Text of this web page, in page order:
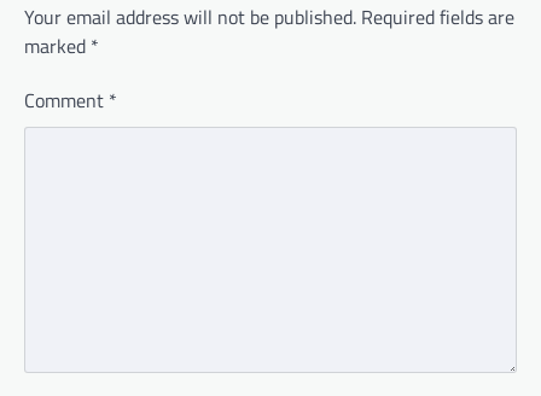
Your email address will not be published. Required fields are
marked *
Comment *